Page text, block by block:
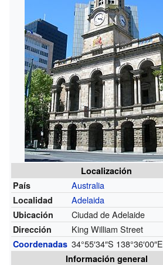
Localización
País
Australia
Localidad Adelaida
Ubicación Ciudad de Adelaide
Dirección King William Street
Coordenadas 34°55′34″S 138°36′00″E
Información general